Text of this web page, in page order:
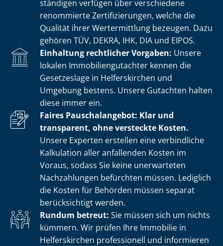
stän­di­gen verfügen über verschiedene
renommierte Zer­ti­fi­zie­run­gen, welche die
Qualität ihrer Wertermittlung bezeugen. Dazu
gehören TÜV, DEKRA, IHK, DIA und EIPOS.
Einhaltung rechtlicher Vorgaben: Unsere
lokalen Im­mo­bi­li­en­gut­ach­ter kennen die
Gesetzeslage in Helferskirchen und
Umgebung bestens. Unsere Gutachten halten
diese immer ein.
Faires Pauschalangebot: Klar und
transparent, ohne versteckte Kosten.
Unsere Experten erstellen eine verbindliche
Kalkulation aller anfallenden Kosten im
Voraus, sodass Sie keine unerwarteten
Nachzahlungen befürchten müssen. Lediglich
die Kosten für Behörden müssen separat
berücksichtigt werden.
Rundum betreut: Sie müssen sich um nichts
kümmern. Wir prüfen Ihre Immobilie in
Helferskirchen professionell und informieren